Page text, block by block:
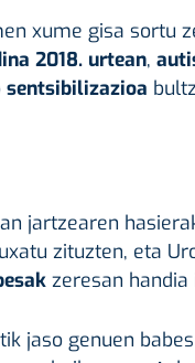
xume gisa sortu
2018. urtean,
sentsibilizazioa
jartzearen
zituzten, eta
zeresan handia
jaso genuen